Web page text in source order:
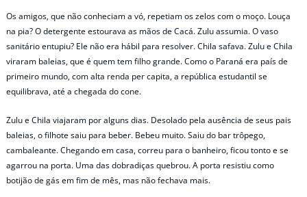
Os amigos, que não conheciam a vó, repetiam os zelos com o moço. Louça
na pia? O detergente estourava as mãos de Cacá. Zulu assumia. O vaso
sanitário entupiu? Ele não era hábil para resolver. Chila safava. Zulu e Chila
viraram baleias, que é quem tem filho grande. Como o Paraná era país de
primeiro mundo, com alta renda per capita, a república estudantil se
equilibrava, até a chegada do cone.
Zulu e Chila viajaram por alguns dias. Desolado pela ausência de seus pais
baleias, o filhote saiu para beber. Bebeu muito. Saiu do bar trôpego,
cambaleante. Chegando em casa, correu para o banheiro, ficou tonto e se
agarrou na porta. Uma das dobradiças quebrou. A porta resistiu como
botijão de gás em fim de mês, mas não fechava mais.